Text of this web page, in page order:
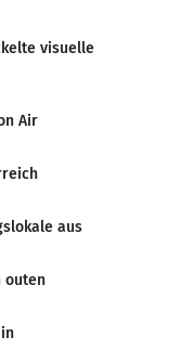
visuelle
Air
aus
outen